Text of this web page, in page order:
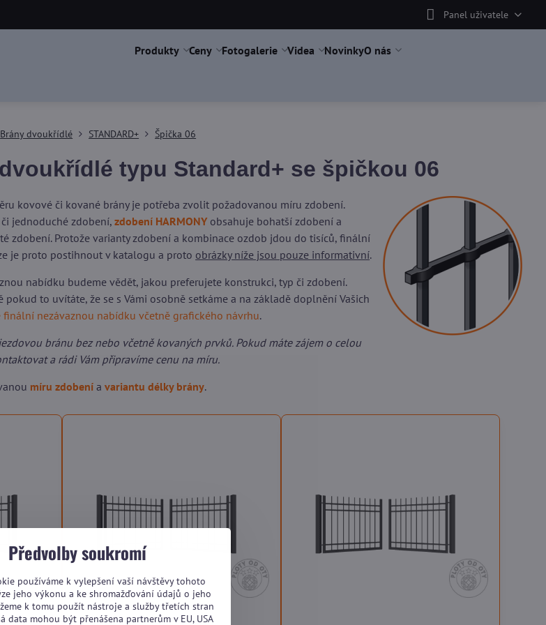
Panel uživatele
Produkty Ceny Fotogalerie Videa NovinkyO nás
Brány dvoukřídlé STANDARD+ Špička 06
typu Standard+ se špičkou 06
kovové či kované brány je potřeba zvolit požadovanou míru zdobení.
jednoduché zdobení,zdobení HARMONYobsahuje bohatší zdobení a
zdobení. Protože varianty zdobení a kombinace ozdob jdou do tisíců, finální
je proto postihnout v katalogu a proto obrázky níže jsou pouze informativní.
nabídku budeme vědět, jakou preferujete konstrukci, typ či zdobení.
pokud to uvítáte, že se s Vámi osobně setkáme a na základě doplnění Vašich
finální nezávaznou nabídku včetně grafického návrhu.
bránu bez nebo včetně kovaných prvků. Pokud máte zájem o celou
a rádi Vám připravíme cenu na míru.
míru zdobení avariantu délky brány.
Předvolby soukromí
používáme k vylepšení vaší návštěvy tohoto
jeho výkonu a ke shromažďování údajů o jeho
k tomu použít nástroje a služby třetích stran
data mohou být přenášena partnerům v EU, USA